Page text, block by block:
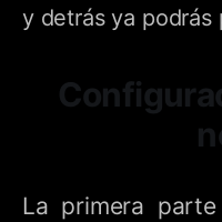
y detrás ya
La primera